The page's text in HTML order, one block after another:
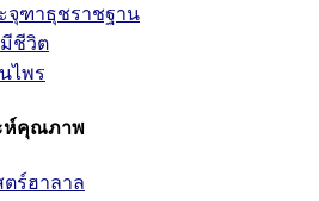
ฑาธุชราชฐาน
ชีวิต
ไพร
ห์คุณภาพ
ร์ฮาลาล